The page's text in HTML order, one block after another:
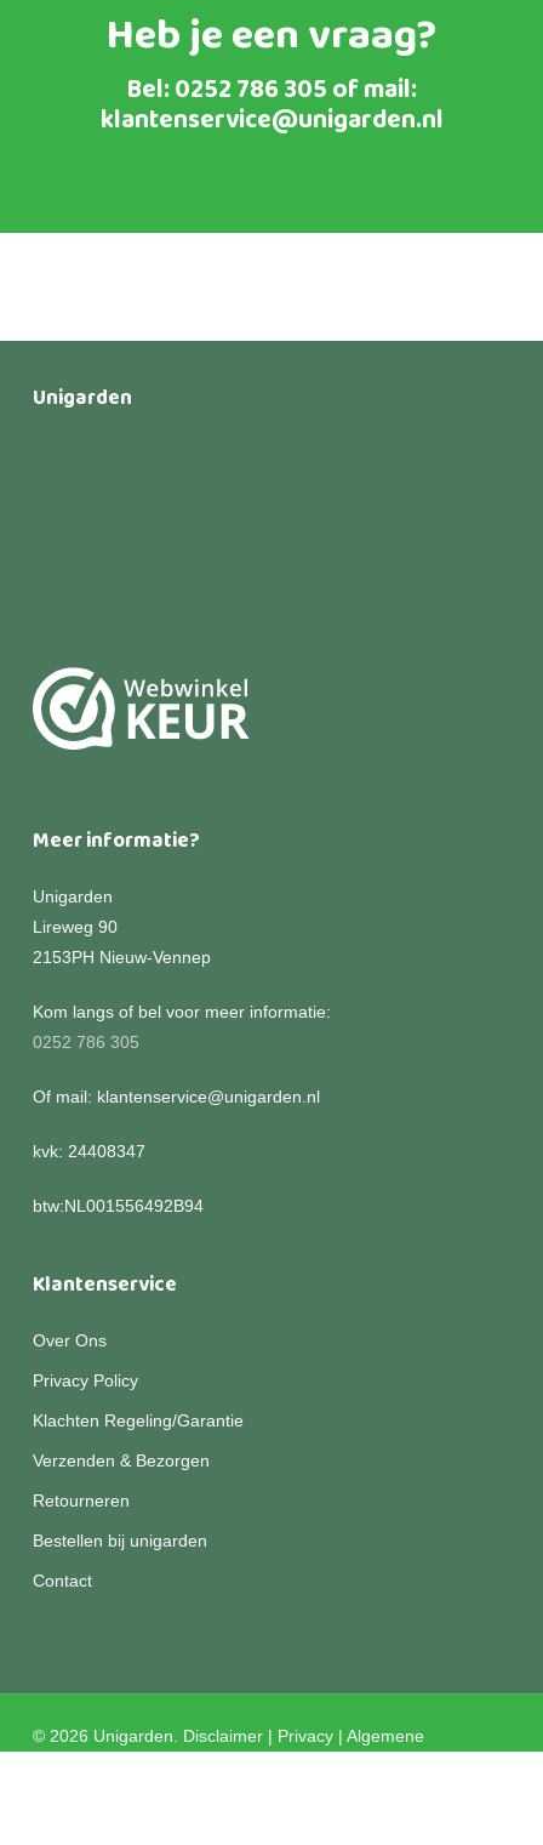
Heb je een vraag?
Bel:0252 786 305of mail:
klantenservice@unigarden.nl
Unigarden
Meer informatie?
Unigarden
Lireweg 90
2153PH Nieuw-Vennep
Kom langs of bel voor meer informatie:
0252 786 305
Of mail: klantenservice@unigarden.nl
kvk: 24408347
btw:NL001556492B94
Klantenservice
Over Ons
Privacy Policy
Klachten Regeling/Garantie
Verzenden & Bezorgen
Retourneren
Bestellen bij unigarden
Contact
© 2026 Unigarden. Disclaimer| Privacy| Algemene